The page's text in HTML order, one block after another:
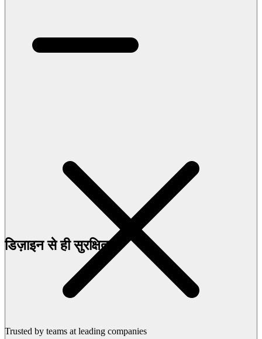
डिज़ाइन से ही सुरक्षित
Trusted by teams at leading companies